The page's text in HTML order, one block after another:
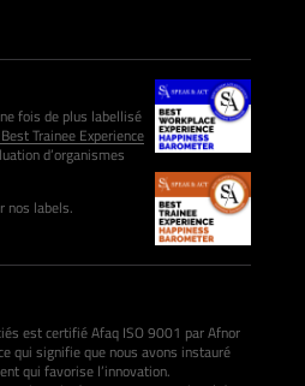
fois de plus labellisé
Trainee Experience
d’organismes
nos labels.
est certifié Afaq ISO 9001 par Afnor
qui signifie que nous avons instauré
qui favorise l’innovation.